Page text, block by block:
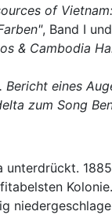
of
, Band I
& Cambodia
Bericht eines
zum Song